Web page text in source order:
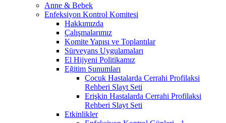
Anne & Bebek
Enfeksiyon Kontrol Komitesi
Hakkımızda
Çalışmalarımız
Komite Yapısı ve Toplantılar
Sürveyans Uygulamaları
El Hijyeni Politikamız
Eğitim Sunumları
Çocuk Hastalarda Cerrahi Profilaksi
Rehberi Slayt Seti
Erişkin Hastalarda Cerrahi Profilaksi
Rehberi Slayt Seti
Etkinlikler